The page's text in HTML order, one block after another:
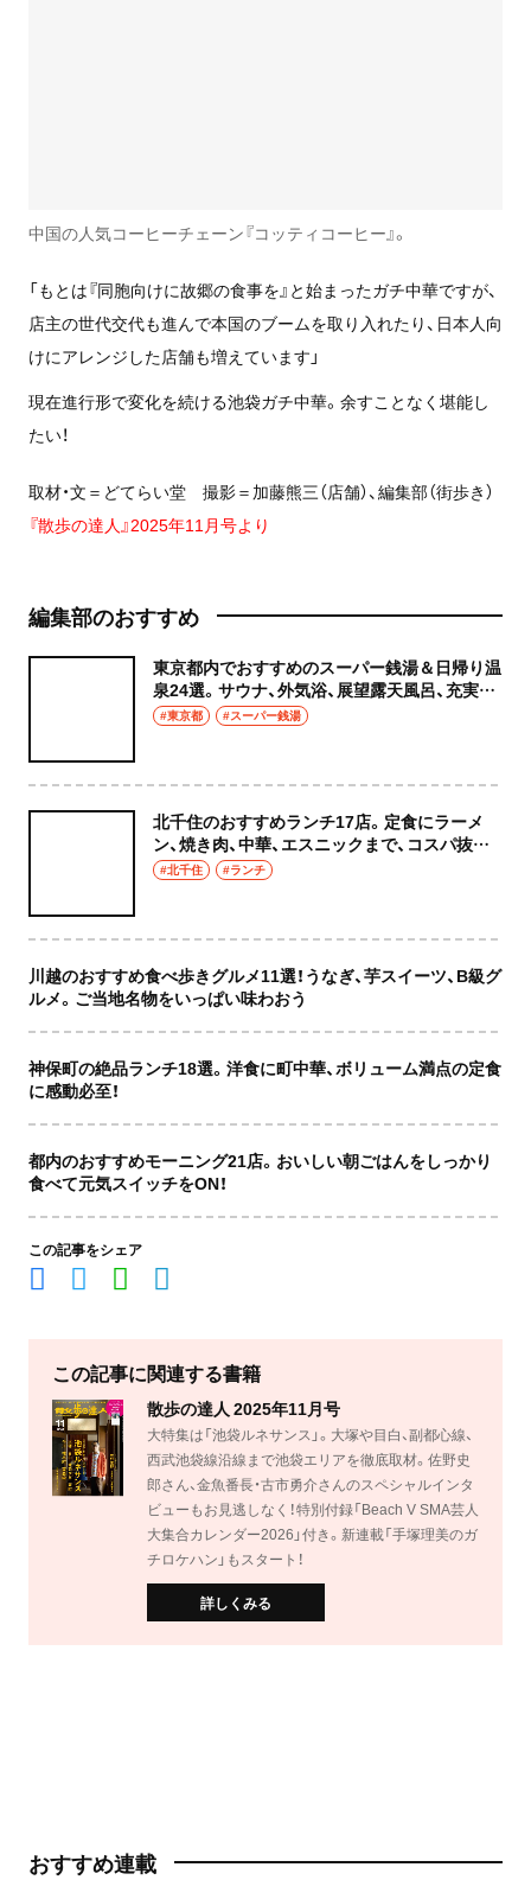
中国の人気コーヒーチェーン『コッティコーヒー』。
「もとは『同胞向けに故郷の食事を』と始まったガチ中華ですが、
店主の世代交代も進んで本国のブームを取り入れたり、日本人向
けにアレンジした店舗も増えています」
現在進行形で変化を続ける池袋ガチ中華。余すことなく堪能し
たい！
取材・文＝どてらい堂 撮影＝加藤熊三（店舗）、編集部（街歩き）
『散歩の達人』2025年11月号より
編集部のおすすめ
東京都内でおすすめのスーパー銭湯＆日帰り温
泉24選。サウナ、外気浴、展望露天風呂、充実の
癒やし空間へ
#東京都 #スーパー銭湯
北千住のおすすめランチ17店。定食にラーメ
ン、焼き肉、中華、エスニックまで、コスパ抜群
な店もおしゃれな店も網羅してご紹介！
#北千住 #ランチ
川越のおすすめ食べ歩きグルメ11選！うなぎ、芋スイーツ、B級グ
ルメ。ご当地名物をいっぱい味わおう
神保町の絶品ランチ18選。洋食に町中華、ボリューム満点の定食
に感動必至！
都内のおすすめモーニング21店。おいしい朝ごはんをしっかり
食べて元気スイッチをON！
この記事をシェア
この記事に関連する書籍
散歩の達人 2025年11月号
大特集は「池袋ルネサンス」。大塚や目白、副都心線、
西武池袋線沿線まで池袋エリアを徹底取材。佐野史
郎さん、金魚番長・古市勇介さんのスペシャルインタ
ビューもお見逃しなく！特別付録「Beach V SMA芸人
大集合カレンダー2026」付き。新連載「手塚理美のガ
チロケハン」もスタート！
詳しくみる
おすすめ連載